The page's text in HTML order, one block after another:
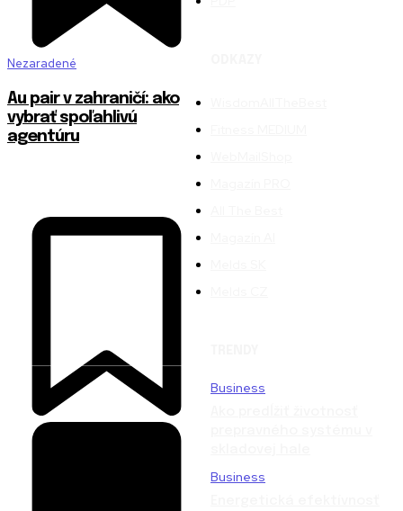
Nezaradené
Au pair v zahraničí: ako
vybrať spoľahlivú
agentúru
Business
Business